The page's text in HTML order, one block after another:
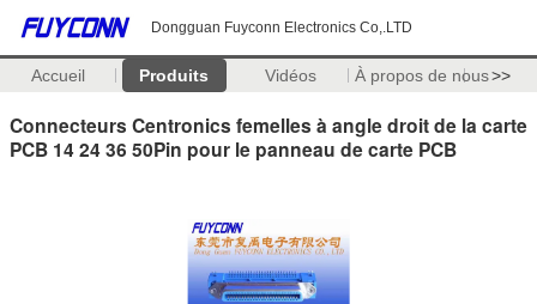
Dongguan Fuyconn Electronics Co,.LTD
Accueil Produits Vidéos À propos de nous>>
Connecteurs Centronics femelles à angle droit de la carte
PCB 14 24 36 50Pin pour le panneau de carte PCB